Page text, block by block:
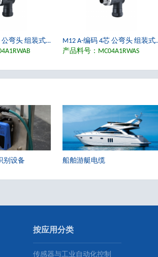
M12 A-编码 4芯 公弯头 组装式活接头 螺丝接线端子 适用线径4.0-7.0mm, IP67
M12 A-编码 4芯 公弯头
产品料号：MC04A1RWAS
别设备 船舶游艇电缆
按应用分类
传感器与工业自动化控制